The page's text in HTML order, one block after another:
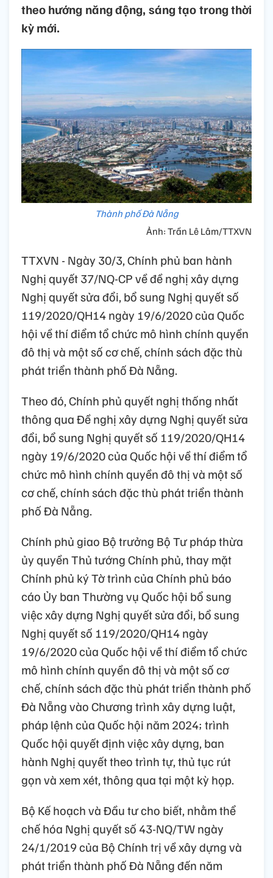
theo hướng năng động, sáng tạo trong thời
kỳ mới.
Thành phố Đà Nẵng
Ảnh: Trần Lê Lâm/TTXVN
TTXVN - Ngày 30/3, Chính phủ ban hành
Nghị quyết 37/NQ-CP về đề nghị xây dựng
Nghị quyết sửa đổi, bổ sung Nghị quyết số
119/2020/QH14 ngày 19/6/2020 của Quốc
hội về thí điểm tổ chức mô hình chính quyền
đô thị và một số cơ chế, chính sách đặc thù
phát triển thành phố Đà Nẵng.
Theo đó, Chính phủ quyết nghị thống nhất
thông qua Đề nghị xây dựng Nghị quyết sửa
đổi, bổ sung Nghị quyết số 119/2020/QH14
ngày 19/6/2020 của Quốc hội về thí điểm tổ
chức mô hình chính quyền đô thị và một số
cơ chế, chính sách đặc thù phát triển thành
phố Đà Nẵng.
Chính phủ giao Bộ trưởng Bộ Tư pháp thừa
ủy quyền Thủ tướng Chính phủ, thay mặt
Chính phủ ký Tờ trình của Chính phủ báo
cáo Ủy ban Thường vụ Quốc hội bổ sung
việc xây dựng Nghị quyết sửa đổi, bổ sung
Nghị quyết số 119/2020/QH14 ngày
19/6/2020 của Quốc hội về thí điểm tổ chức
mô hình chính quyền đô thị và một số cơ
chế, chính sách đặc thù phát triển thành phố
Đà Nẵng vào Chương trình xây dựng luật,
pháp lệnh của Quốc hội năm 2024; trình
Quốc hội quyết định việc xây dựng, ban
hành Nghị quyết theo trình tự, thủ tục rút
gọn và xem xét, thông qua tại một kỳ họp.
Bộ Kế hoạch và Đầu tư cho biết, nhằm thể
chế hóa Nghị quyết số 43-NQ/TW ngày
24/1/2019 của Bộ Chính trị về xây dựng và
phát triển thành phố Đà Nẵng đến năm